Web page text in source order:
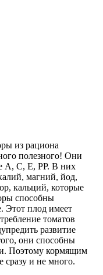
из рациона
полезного! Они
А, С, Е, РР. В них
магний, йод,
кальций, которые
способны
Этот плод имеет
томатов
развитие
они способны
Поэтому кормящим
сразу и не много.